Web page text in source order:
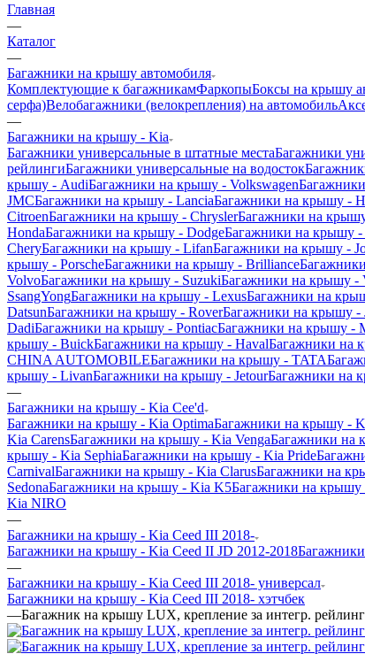
Главная
—
Каталог
—
Багажники на крышу автомобиля
Комплектующие к багажникамФаркопыБоксы на крышу
серфа)Велобагажники (велокрепления) на автомобиль
—
Багажники на крышу - Kia
Багажники универсальные в штатные местаБагажники
рейлингиБагажники универсальные на водосток
крышу - AudiБагажники на крышу - Volkswagen
JMCБагажники на крышу - LanciaБагажники на крышу -
CitroenБагажники на крышу - ChryslerБагажники на
HondaБагажники на крышу - DodgeБагажники на крышу -
CheryБагажники на крышу - LifanБагажники на крышу -
крышу - PorscheБагажники на крышу - Brilliance
VolvoБагажники на крышу - SuzukiБагажники на крышу -
SsangYongБагажники на крышу - LexusБагажники на
DatsunБагажники на крышу - RoverБагажники на крышу -
DadiБагажники на крышу - PontiacБагажники на крышу -
крышу - BuickБагажники на крышу - HavalБагажники на
CHINA AUTOMOBILEБагажники на крышу - TATA
крышу - LivanБагажники на крышу - JetourБагажники на
—
Багажники на крышу - Kia Cee'd
Багажники на крышу - Kia OptimaБагажники на крышу -
Kia CarensБагажники на крышу - Kia VengaБагажники на
крышу - Kia SephiaБагажники на крышу - Kia Pride
CarnivalБагажники на крышу - Kia ClarusБагажники на
SedonaБагажники на крышу - Kia K5Багажники на крышу
Kia NIRO
—
Багажники на крышу - Kia Ceed III 2018-
Багажники на крышу - Kia Ceed II JD 2012-2018
—
Багажники на крышу - Kia Ceed III 2018- универсал
Багажники на крышу - Kia Ceed III 2018- хэтчбек
—Багажник на крышу LUX, крепление за интегр.